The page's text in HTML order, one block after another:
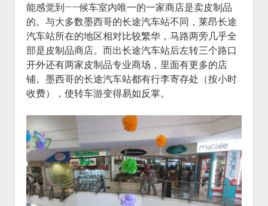
能感觉到——候车室内唯一的一家商店是卖皮制品
的。与大多数墨西哥的长途汽车站不同，莱昂长途
汽车站所在的地区相对比较繁华，马路两旁几乎全
部是皮制品商店。而出长途汽车站后左转三个路口
开外还有两家皮制品专业商场，里面有更多的店
铺。墨西哥的长途汽车站都有行李寄存处（按小时
收费），使转车游变得易如反掌。